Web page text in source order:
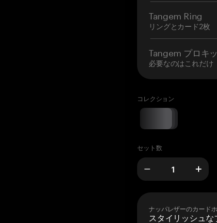
Tangem Ring
リングとカード2枚
Tangem プロキ
必要なのはこれだけ
コレクション
セット数
ナッパレザーのカード
スタイリッシュ